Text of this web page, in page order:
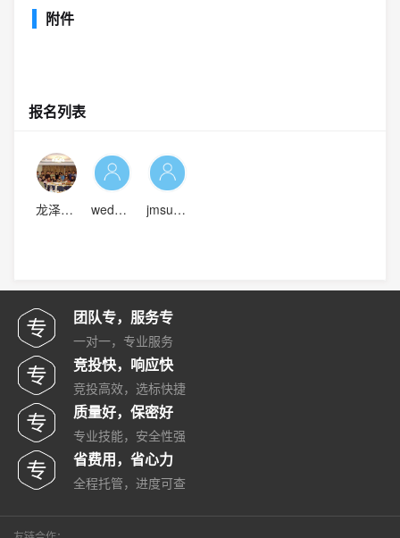
附件
报名列表
龙泽网络 wedoon jmsuperstar
团队专，服务专
一对一，专业服务
竞投快，响应快
竞投高效，选标快捷
质量好，保密好
专业技能，安全性强
省费用，省心力
全程托管，进度可查